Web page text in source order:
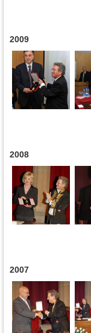
2009
2008
2007